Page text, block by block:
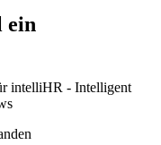
ein
intelliHR - Intelligent